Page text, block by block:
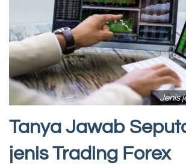
Jenis
Tanya Jawab
jenis Trading Forex